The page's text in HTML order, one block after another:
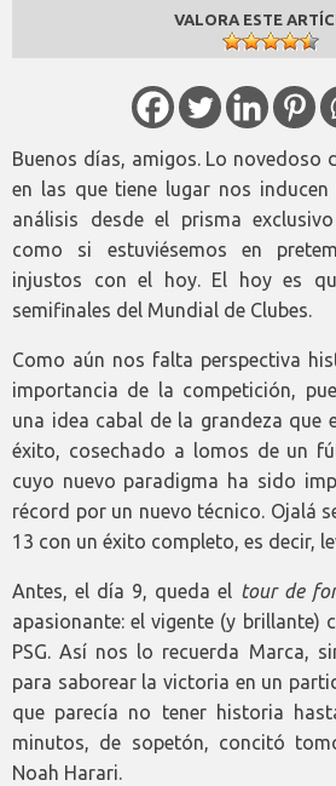
VALORA ESTE
Buenos días, amigos. Lo novedoso
en las que tiene lugar nos inducen
análisis desde el prisma
como si estuviésemos en
injustos con el hoy. El hoy es
semifinales del Mundial de Clubes.
Como aún nos falta perspectiva
importancia de la competición,
una idea cabal de la grandeza que
éxito, cosechado a lomos de un
cuyo nuevo paradigma ha sido
récord por un nuevo técnico. Ojalá
13 con un éxito completo, es decir,
Antes, el día 9, queda el tour de
apasionante: el vigente (y brillante)
PSG. Así nos lo recuerda Marca,
para saborear la victoria en un
que parecía no tener historia
minutos, de sopetón, concitó
Noah Harari.